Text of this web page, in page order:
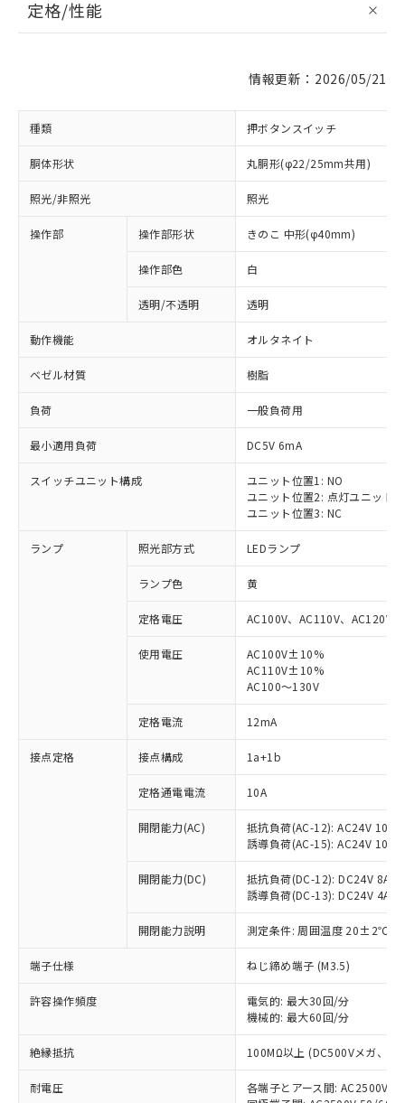
定格/性能
情報更新：2026/05/21
種類 押ボタンスイッチ
胴体形状 丸胴形(φ22/25mm共用)
照光/非照光 照光
操作部 操作部形状 きのこ 中形(φ40mm)
操作部色 白
透明/不透明 透明
動作機能 オルタネイト
ベゼル材質 樹脂
負荷 一般負荷用
最小適用負荷 DC5V 6mA
スイッチユニット構成
ユニット位置1: NO
ユニット位置2: 点灯ユニット
ユニット位置3: NC
ランプ 照光部方式 LEDランプ
ランプ色 黄
定格電圧 AC100V、AC110V、AC120V
使用電圧
AC100V±10%
AC110V±10%
AC100～130V
定格電流 12mA
接点定格 接点構成 1a+1b
定格通電電流 10A
開閉能力(AC)
抵抗負荷(AC-12): AC24V 10A/
誘導負荷(AC-15): AC24V
開閉能力(DC)
抵抗負荷(DC-12): DC24V 8A/
誘導負荷(DC-13): DC24V 4A/
開閉能力説明 測定条件: 周囲温度 20±2℃、
端子仕様 ねじ締め端子 (M3.5)
許容操作頻度
電気的: 最大30回/分
機械的: 最大60回/分
絶縁抵抗 100MΩ以上 (DC500Vメガ、点
耐電圧
各端子とアース間: AC2500V
ご利用条件
以下の条件をお読みいただき、同意のうえ
本サービスは、当社制御機器事業取扱
商品の当社在庫状況および標準価格
(税抜)を提供させていただくもので
当社制御機器事業取扱商品の中には、
本サービスの対象外となる商品もある
ことをご了承ください。
※1 対応状況
対応済み：EU RoHS指令（10物質）の
非含有に対応した製品が提供可能な商品で
対応予定：EU RoHS指令（10物質）の非含
有に対応した製品に切り替える予定のある
対応予定なし：EU RoHS指令（10物質）の
非含有に非対応の商品で、対応品を出す予
調査・確認中：EU RoHS指令（10物質）の
非含有の対応状況を調査中または確認中の
商品です。
非該当品：ライセンス料など無形物で、有
害物質有無と関係のない商品です。
仕入先様の事情により、非含有部品として
いたものが、含有品と判明した場合などや
「○」：最大均質材料含有率が中国RoHSの
「×」：最大均質材料含有率が中国RoHSの
基準値を超えていることを示します。
当社は、これら貴社製品のうち、外国